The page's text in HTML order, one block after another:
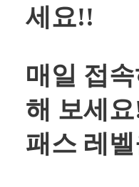
세요!!
매일 접
해 보세
패스 레